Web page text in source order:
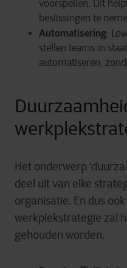
voorspellen. Dit
beslissingen te
Automatisering:
stellen teams in
automatiseren,
Het onderwerp
deel uit van elke
organisatie. En dus
werkplekstrategie zal
gehouden worden.